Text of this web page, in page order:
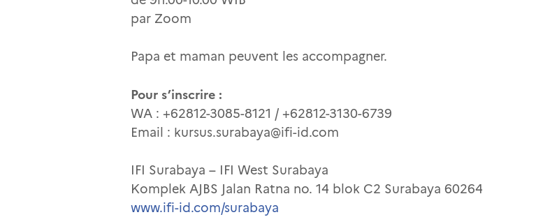
par Zoom
Papa et maman peuvent les accompagner.
Pour s’inscrire :
WA : +62812-3085-8121 / +62812-3130-6739
Email : kursus.surabaya@ifi-id.com
IFI Surabaya – IFI West Surabaya
Komplek AJBS Jalan Ratna no. 14 blok C2 Surabaya 60264
www.ifi-id.com/surabaya